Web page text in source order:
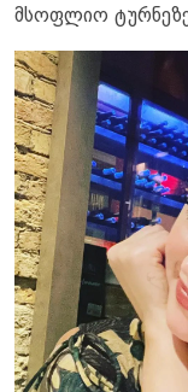
მსოფლიო